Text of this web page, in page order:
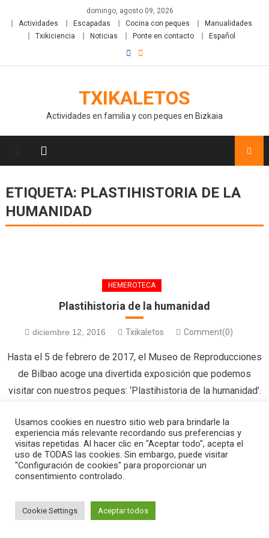
domingo, agosto 09, 2026
Actividades
Escapadas Cocina con peques
Manualidades
Txikiciencia
Noticias Ponte en contacto Español
TXIKALETOS
Actividades en familia y con peques en Bizkaia
ETIQUETA: PLASTIHISTORIA DE LA
HUMANIDAD
HEMEROTECA
Plastihistoria de la humanidad
diciembre 12, 2016 Txikaletos Comment(0)
Hasta el 5 de febrero de 2017, el Museo de Reproducciones
de Bilbao acoge una divertida exposición que podemos
visitar con nuestros peques: ‘Plastihistoria de la humanidad’.
plastilina que nos plantean un viaje a lo largo de la historia de
la humanidad sin salir de Bilbao. […]
Usamos cookies en nuestro sitio web para brindarle la
experiencia más relevante recordando sus preferencias y
visitas repetidas. Al hacer clic en "Aceptar todo", acepta el
uso de TODAS las cookies. Sin embargo, puede visitar
"Configuración de cookies" para proporcionar un
consentimiento controlado.
Cookie Settings Aceptar todos